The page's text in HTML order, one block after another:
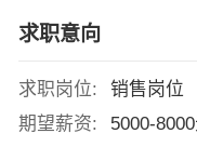
求职意向
求职岗位:
销售岗位
期望薪资:
5000-